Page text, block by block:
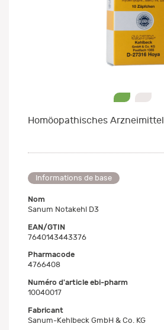
Homöopathisches Arzneimittel
Informations de base
Nom
Sanum Notakehl D3
EAN/GTIN
7640143443376
Pharmacode
4766408
Numéro d'article ebi-pharm
10040017
Fabricant
Sanum-Kehlbeck GmbH & Co. KG